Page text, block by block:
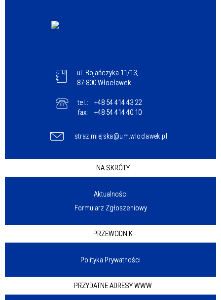
ul. Bojańczyka 11/13,
87-800 Włocławek
tel.:
+48 54 414 43 22
fax:
+48 54 414 40 10
straz.miejska@um.wloclawek.pl
NA SKRÓTY
Aktualności
Formularz Zgłoszeniowy
PRZEWODNIK
Polityka Prywatności
PRZYDATNE ADRESY WWW